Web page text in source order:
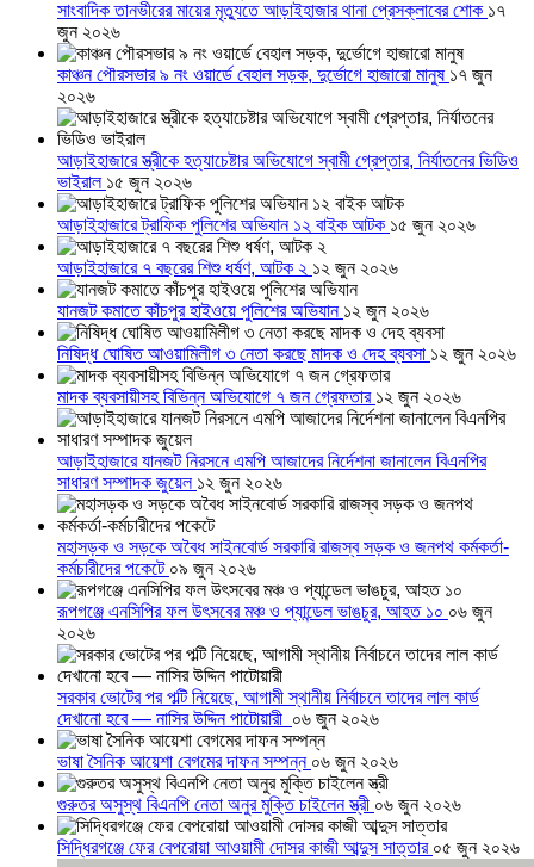
সাংবাদিক তানভীরের মায়ের মৃত্যুতে আড়াইহাজার থানা প্রেসক্লাবের শোক ১৭
জুন ২০২৬
কাঞ্চন পৌরসভার ৯ নং ওয়ার্ডে বেহাল সড়ক, দুর্ভোগে হাজারো মানুষ ১৭ জুন
২০২৬
আড়াইহাজারে স্ত্রীকে হত্যাচেষ্টার অভিযোগে স্বামী গ্রেপ্তার, নির্যাতনের ভিডিও
ভাইরাল ১৫ জুন ২০২৬
আড়াইহাজারে ট্রাফিক পুলিশের অভিযান ১২ বাইক আটক ১৫ জুন ২০২৬
আড়াইহাজারে ৭ বছরের শিশু ধর্ষণ, আটক ২ ১২ জুন ২০২৬
যানজট কমাতে কাঁচপুর হাইওয়ে পুলিশের অভিযান ১২ জুন ২০২৬
নিষিদ্ধ ঘোষিত আওয়ামিলীগ ৩ নেতা করছে মাদক ও দেহ ব্যবসা ১২ জুন ২০২৬
মাদক ব্যবসায়ীসহ বিভিন্ন অভিযোগে ৭ জন গ্রেফতার ১২ জুন ২০২৬
আড়াইহাজারে যানজট নিরসনে এমপি আজাদের নির্দেশনা জানালেন বিএনপির
সাধারণ সম্পাদক জুয়েল ১২ জুন ২০২৬
মহাসড়ক ও সড়কে অবৈধ সাইনবোর্ড সরকারি রাজস্ব সড়ক ও জনপথ কর্মকর্তা-
কর্মচারীদের পকেটে ০৯ জুন ২০২৬
রূপগঞ্জে এনসিপির ফল উৎসবের মঞ্চ ও প্যান্ডেল ভাঙচুর, আহত ১০ ০৬ জুন
২০২৬
সরকার ভোটের পর পল্টি নিয়েছে, আগামী স্থানীয় নির্বাচনে তাদের লাল কার্ড
দেখানো হবে — নাসির উদ্দিন পাটোয়ারী ০৬ জুন ২০২৬
ভাষা সৈনিক আয়েশা বেগমের দাফন সম্পন্ন ০৬ জুন ২০২৬
গুরুতর অসুস্থ বিএনপি নেতা অনুর মুক্তি চাইলেন স্ত্রী ০৬ জুন ২০২৬
সিদ্ধিরগঞ্জে ফের বেপরোয়া আওয়ামী দোসর কাজী আব্দুস সাত্তার ০৫ জুন ২০২৬